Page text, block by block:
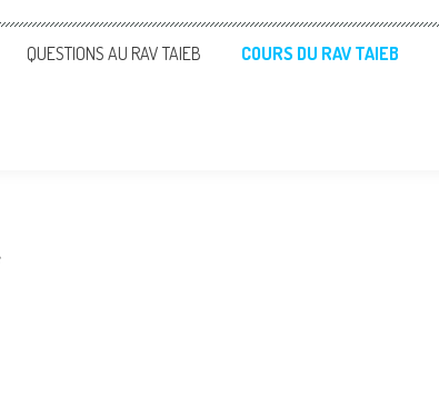
QUESTIONS AU RAV TAIEB COURS DU RAV TAIEB